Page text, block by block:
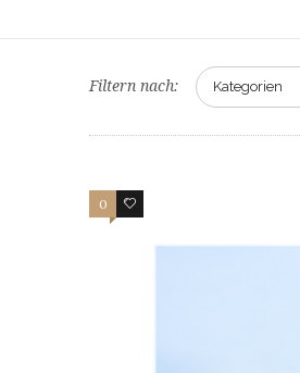
Filtern nach: Kategorien
0 64